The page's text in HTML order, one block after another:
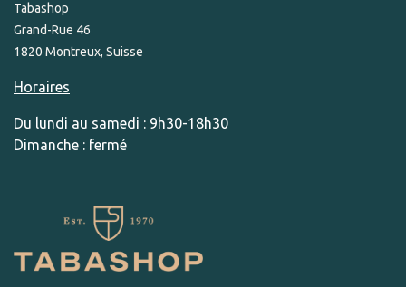
Tabashop
Grand-Rue 46
1820 Montreux, Suisse
Horaires
Du lundi au samedi : 9h30-18h30
Dimanche : fermé